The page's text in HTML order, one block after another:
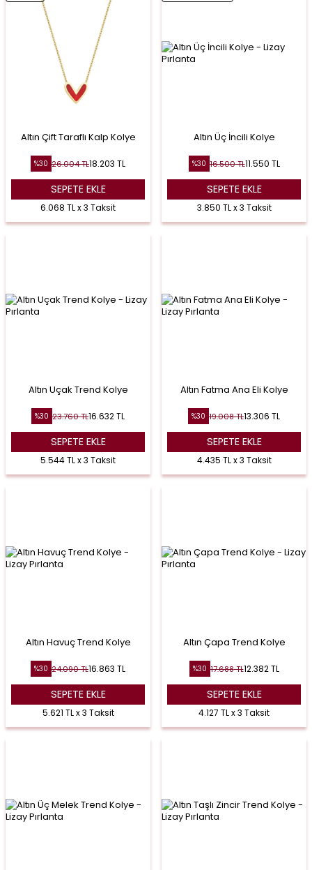
Altın Çift Taraflı Kalp Kolye
%30 26.004TL18.203 TL
SEPETE EKLE
6.068 TL x 3 Taksit
Altın Üç İncili Kolye
%30 16.500TL11.550 TL
SEPETE EKLE
3.850 TL x 3 Taksit
Altın Uçak Trend Kolye
%30 23.760TL16.632TL
SEPETE EKLE
5.544 TL x 3 Taksit
Altın Fatma Ana Eli Kolye
%30 19.008TL13.306 TL
SEPETE EKLE
4.435 TL x 3 Taksit
Altın Havuç Trend Kolye
%30 24.090TL16.863 TL
SEPETE EKLE
5.621 TL x 3 Taksit
Altın Çapa Trend Kolye
%30 17.688TL12.382TL
SEPETE EKLE
4.127 TL x 3 Taksit